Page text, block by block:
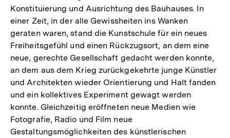
Konstituierung und Ausrichtung des Bauhauses. In
einer Zeit, in der alle Gewissheiten ins Wanken
geraten waren, stand die Kunstschule für ein neues
Freiheitsgefühl und einen Rückzugsort, an dem eine
neue, gerechte Gesellschaft gedacht werden konnte,
an dem aus dem Krieg zurückgekehrte junge Künstler
und Architekten wieder Orientierung und Halt fanden
und ein kollektives Experiment gewagt werden
konnte. Gleichzeitig eröffneten neue Medien wie
Fotografie, Radio und Film neue
Gestaltungsmöglichkeiten des künstlerischen